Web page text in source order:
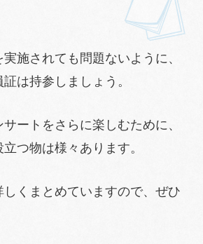
施されても問題ないように、
は持参しましょう。
ートをさらに楽しむために、
つ物は様々あります。
しくまとめていますので、ぜひ